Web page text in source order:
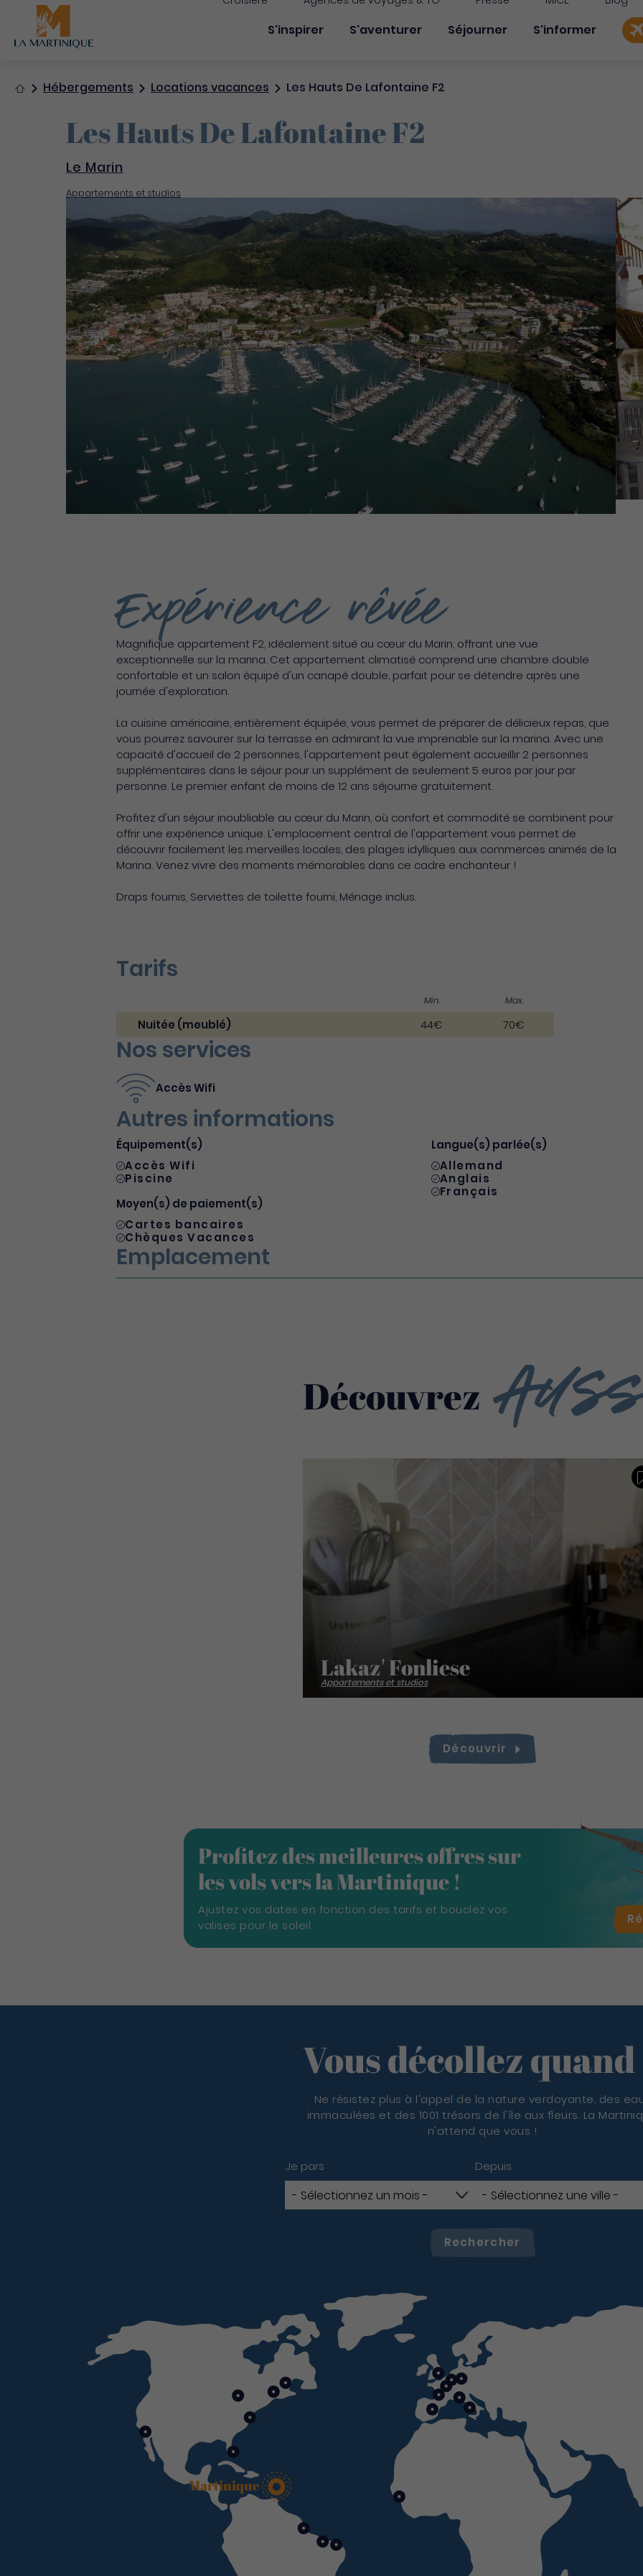
Navigation principale
S'inspirer
S'aventurer Séjourner S'informer
Accueil
Hébergements Locations vacances Les Hauts De Lafontaine F2
Les Hauts De Lafontaine F2
Le Marin
Appartements et studios
Expérience rêvée
Magnifique appartement F2, idéalement situé au cœur du Marin, offrant une vue
exceptionnelle sur la marina. Cet appartement climatisé comprend une chambre double
confortable et un salon équipé d'un canapé double, parfait pour se détendre après une
journée d'exploration.
La cuisine américaine, entièrement équipée, vous permet de préparer de délicieux repas, que
vous pourrez savourer sur la terrasse en admirant la vue imprenable sur la marina. Avec une
capacité d'accueil de 2 personnes, l'appartement peut également accueillir 2 personnes
supplémentaires dans le séjour pour un supplément de seulement 5 euros par jour par
personne. Le premier enfant de moins de 12 ans séjourne gratuitement.
Profitez d'un séjour inoubliable au cœur du Marin, où confort et commodité se combinent pour
offrir une expérience unique. L'emplacement central de l'appartement vous permet de
découvrir facilement les merveilles locales, des plages idylliques aux commerces animés de la
Marina. Venez vivre des moments mémorables dans ce cadre enchanteur !
Draps fournis, Serviettes de toilette fourni, Ménage inclus.
Tarifs
Min. Max.
Nuitée (meublé) 44€ 70€
Nos services
Accès Wifi
Autres informations
Équipement(s)
Accès Wifi
Piscine
Langue(s) parlée(s)
Allemand
Anglais
Français
Moyen(s) de paiement(s)
Cartes bancaires
Chèques Vacances
Emplacement
Découvrez
Lakaz' Fonliese
Appartements et studios
Découvrir
Profitez des meilleures offres sur
les vols vers la Martinique !
Ajustez vos dates en fonction des tarifs et bouclez vos
valises pour le soleil.
Vous décollez quand
Ne résistez plus à l'appel de la nature verdoyante, des
immaculées et des 1001 trésors de l'île aux fleurs. La
n'attend que vous !
Je pars Depuis
Rechercher
Martinique